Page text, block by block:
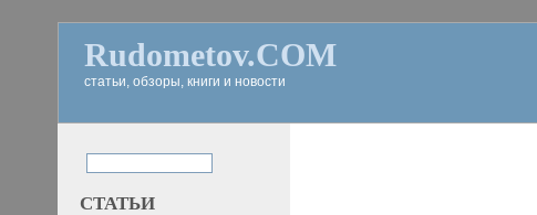
Rudometov.COM
статьи, обзоры, книги и новости
СТАТЬИ